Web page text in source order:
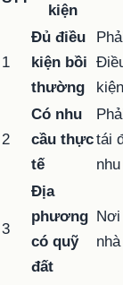
kiện
1
Đủ điều
kiện bồi
thường
2
Có nhu
cầu thực
tế
tái
3
Địa
phương
có quỹ
đất
Nơi